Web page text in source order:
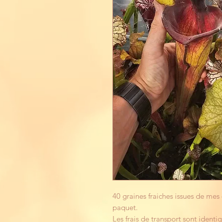
40 graines fraiches issues de
paquet.
Les frais de transport sont